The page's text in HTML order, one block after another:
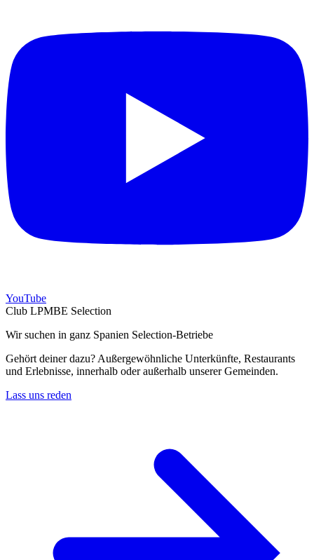
YouTube
Club LPMBE Selection
Wir suchen in ganz Spanien Selection-Betriebe
Gehört deiner dazu? Außergewöhnliche Unterkünfte, Restaurants
und Erlebnisse, innerhalb oder außerhalb unserer Gemeinden.
Lass uns reden